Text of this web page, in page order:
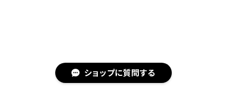
ショップに質問する